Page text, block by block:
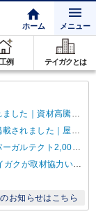
ホーム メニュー
例 テイガクとは
対するテイガクの取り組み
点検商法について解説
クト2,000万㎡達成
材協力いたしました
お知らせはこちら